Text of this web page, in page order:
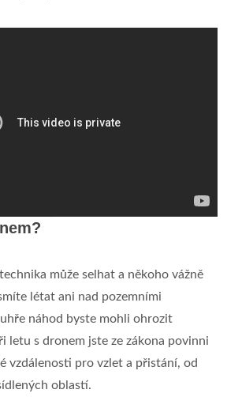
může selhat a někoho vážně
létat ani nad pozemními
náhod byste mohli ohrozit
letu s dronem jste ze zákona povinni
vzdálenosti pro vzlet a přistání, od
oblastí.